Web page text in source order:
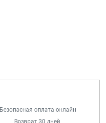
Безопасная оплата онлайн
Возврат 30 дней